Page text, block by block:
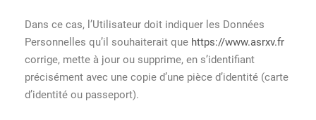
Dans ce cas, l’Utilisateur doit indiquer les Données
Personnelles qu’il souhaiterait que https://www.asrxv.fr
corrige, mette à jour ou supprime, en s’identifiant
précisément avec une copie d’une pièce d’identité (carte
d’identité ou passeport).